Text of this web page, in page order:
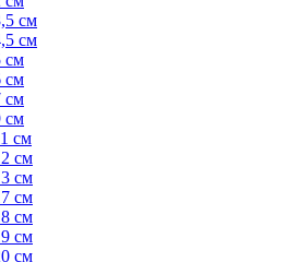
см
см
см
см
см
см
см
см
см
см
см
см
см